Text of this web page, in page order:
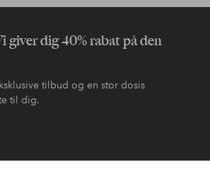
giver dig 40% rabat på den
tilbud og en stor dosis
til dig.